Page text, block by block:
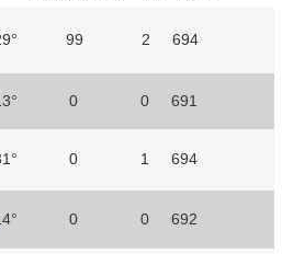
99 2 694
0 0 691
0 1 694
0 0 692